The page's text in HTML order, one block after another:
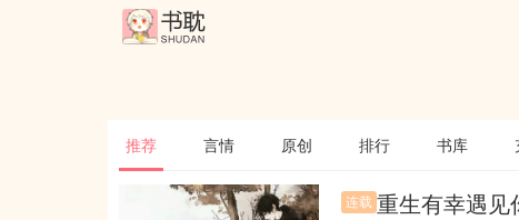
推荐 言情 原创 排行 书库
连载 重生有幸遇见